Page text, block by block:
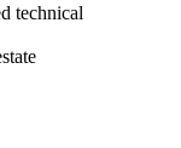
technical